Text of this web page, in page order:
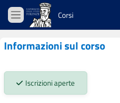
Vai al contenuto principale
Pannello laterale
Corsi
Informazioni sul corso
Stato iscrizioni:
Iscrizioni aperte